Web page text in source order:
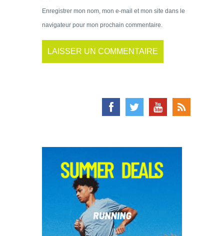
Enregistrer mon nom, mon e-mail et mon site dans le
navigateur pour mon prochain commentaire.